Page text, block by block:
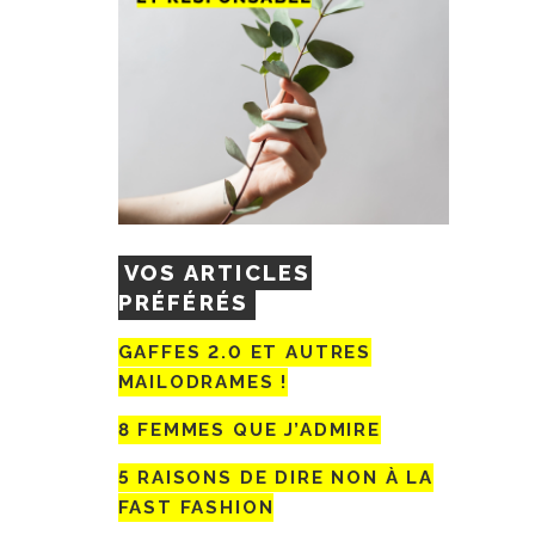
VOS ARTICLES
PRÉFÉRÉS
GAFFES 2.0 ET AUTRES
MAILODRAMES !
8 FEMMES QUE J’ADMIRE
5 RAISONS DE DIRE NON À LA
FAST FASHION